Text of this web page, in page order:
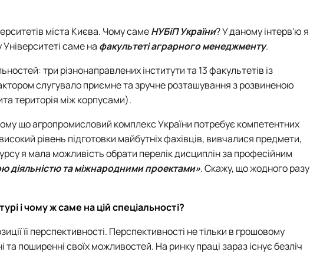
міста Києва. Чому самеНУБіП України? У даному інтерв'ю я
саме на факультеті аграрного менеджменту.
три різнонаправлених інститути та 13 факультетів із
слугувало приємне та зручне розташування з розвиненою
територія між корпусами).
що агропромисловий комплекс України потребує компетентних
рівень підготовки майбутніх фахівців, вивчалися предмети,
я мала можливість обрати перелік дисциплін за професійним
діяльністю та міжнародними проектами». Скажу, що жодного разу
і чому ж саме на цій спеціальності?
її перспективності. Перспективності не тільки в грошовому
поширенні своїх можливостей. На ринку праці зараз існує безліч